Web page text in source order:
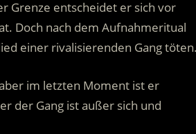
Grenze entscheidet er sich vor
Doch nach dem Aufnahmeritual
einer rivalisierenden Gang töten.
im letzten Moment ist er
der Gang ist außer sich und